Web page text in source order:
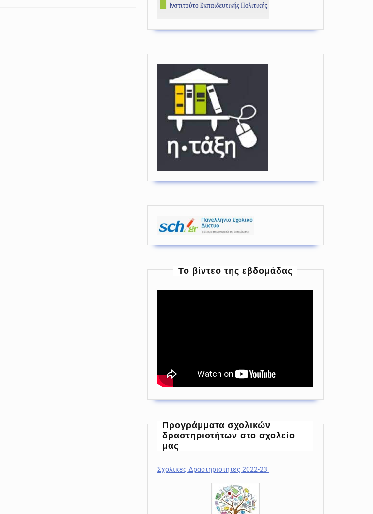
To βίντεο της εβδομάδας
Προγράμματα σχολικών
δραστηριοτήτων στο σχολείο
μας
Σχολικές Δραστηριότητες 2022-23